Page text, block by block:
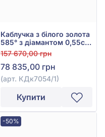
Каблучка з білого золота
585° з діамантом 0,55ct,
арт. КДк7054/1
157 670,00 грн
78 835,00 грн
(арт. КДк7054/1)
Купити
-50%